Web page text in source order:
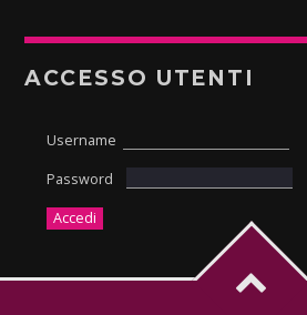
ACCESSO UTENTI
Username
Password